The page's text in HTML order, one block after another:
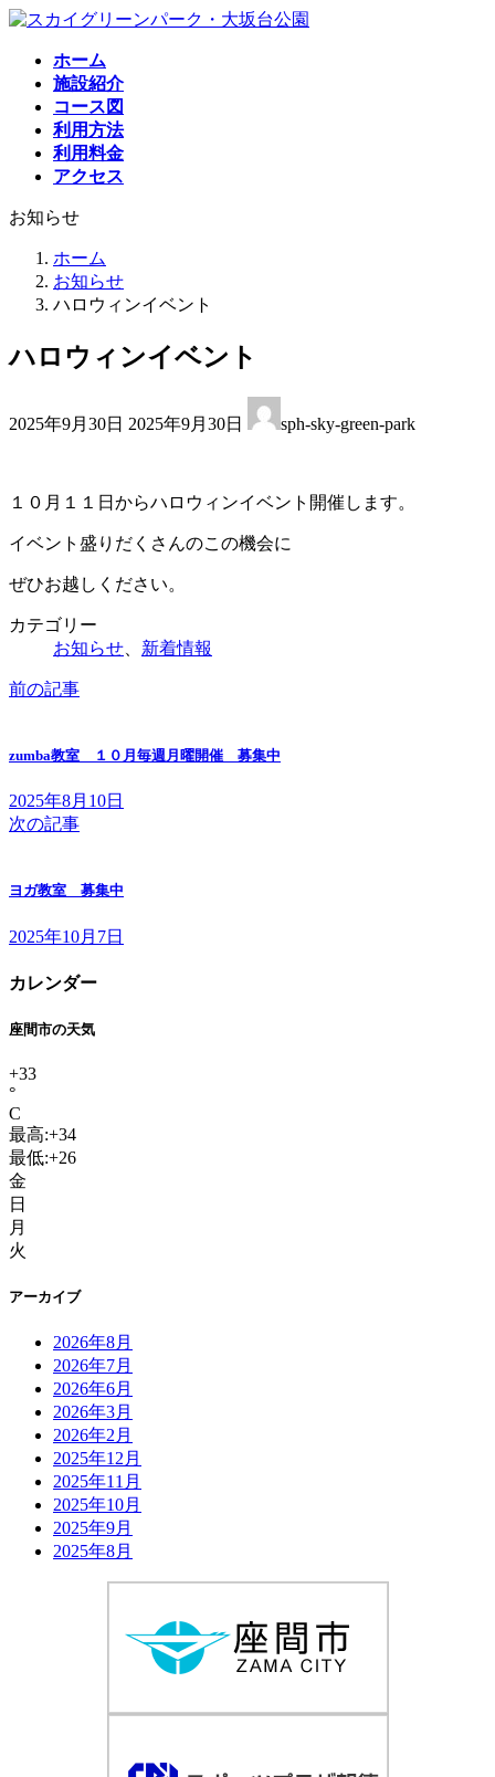
コ
プ
ナ
動
ホーム
施設紹介
コース図
利用方法
利用料金
アクセス
お知らせ
ホーム
お知らせ
ハロウィンイベント
ハロウィンイベント
2025年9月30日 終
日
:
2025年9月30日 sph-sky-green-park
１０月１１日からハロウィンイベント開催します。
イベント盛りだくさんのこの機会に
ぜひお越しください。
カテゴリー
お知らせ
新着情報
前の記事
zumba教室 １０月毎週月曜開催 募集中
2025年8月10日
次の記事
ヨガ教室 募集中
2025年10月7日
カレンダー
座間市の天気
+33
°
C
最高:+34
最低:+26
金
日
月
火
アーカイブ
2026年8月
2026年7月
2026年6月
2026年3月
2026年2月
2025年12月
2025年11月
2025年10月
2025年9月
2025年8月